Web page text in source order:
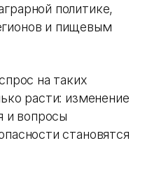
политике,
и пищевым
на таких
расти: изменение
и вопросы
становятся